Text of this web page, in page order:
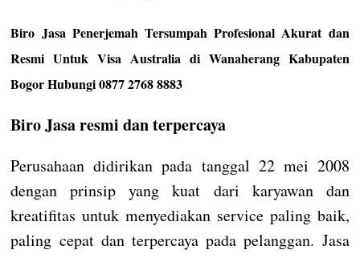
Biro Jasa Penerjemah Tersumpah Profesional Akurat dan
Resmi Untuk Visa Australia di Wanaherang Kabupaten
Bogor Hubungi 0877 2768 8883
Biro Jasa resmi dan terpercaya
Perusahaan didirikan pada tanggal 22 mei 2008
dengan prinsip yang kuat dari karyawan dan
kreatifitas untuk menyediakan service paling baik,
paling cepat dan terpercaya pada pelanggan. Jasa